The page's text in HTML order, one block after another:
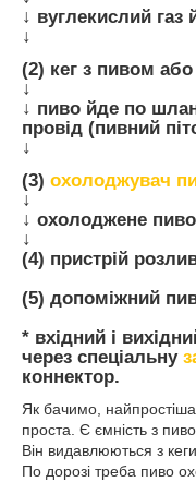
↓ вуглекислий газ
↓
(2) кег з пивом
↓
↓ пиво йде по
провід (пивний
↓
(3) охолоджувач
↓
↓ охолоджене пиво
↓
(4) пристрій
(5) допоміжний
* вхідний і
через спеціальну
коннектор.
Як бачимо,
проста. Є ємність з
Він видавлюються з
По дорозі треба пиво